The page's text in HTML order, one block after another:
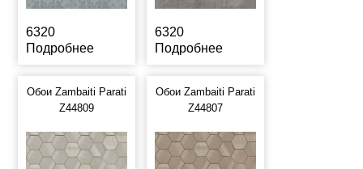
6320
Подробнее
6320
Подробнее
Обои Zambaiti Parati
Z44809
Обои Zambaiti Parati
Z44807